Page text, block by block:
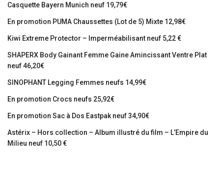
Casquette Bayern Munich neuf 19,79€
En promotion PUMA Chaussettes (Lot de 5) Mixte 12,98€
Kiwi Extreme Protector – Imperméabilisant neuf 5,22 €
SHAPERX Body Gainant Femme Gaine Amincissant Ventre Plat
neuf 46,20€
SINOPHANT Legging Femmes neufs 14,99€
En promotion Crocs neufs 25,92€
En promotion Sac à Dos Eastpak neuf 34,90€
Astérix – Hors collection – Album illustré du film – L’Empire du
Milieu neuf 10,50 €